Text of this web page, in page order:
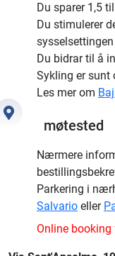
Du sparer 1,5
Du stimulerer
sysselsettingen
Du bidrar til å
Sykling er sunt
Les mer om
møtested
Nærmere
Parkering i
Salvario eller
Online